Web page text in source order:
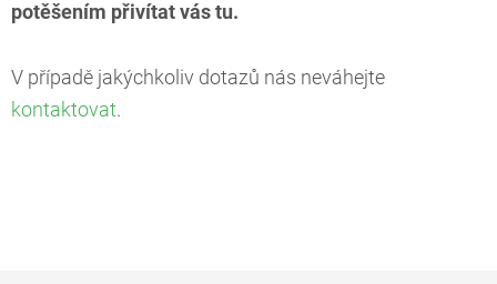
potěšením přivítat vás tu.
V případě jakýchkoliv dotazů nás neváhejte
kontaktovat.